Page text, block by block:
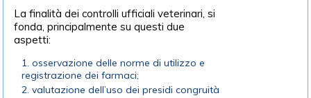
La finalità dei controlli ufficiali veterinari, si
fonda, principalmente su questi due
aspetti:
osservazione delle norme di utilizzo e
registrazione dei farmaci;
valutazione dell’uso dei presidi congruità